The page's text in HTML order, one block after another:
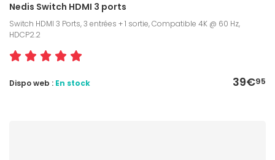
Nedis Switch HDMI 3 ports
Switch HDMI 3 Ports, 3 entrées + 1 sortie, Compatible 4K @ 60 Hz,
HDCP2.2
39€95
Dispo web : En stock